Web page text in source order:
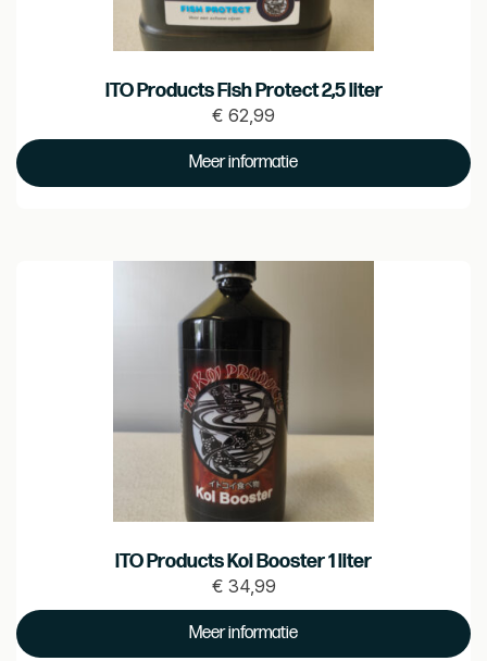
ITO Products Fish Protect 2,5 liter
€ 62,99
Prijs
€ 62.99
Meer informatie
ITO Products Koi Booster 1 liter
€ 34,99
Prijs
€ 34.99
Meer informatie